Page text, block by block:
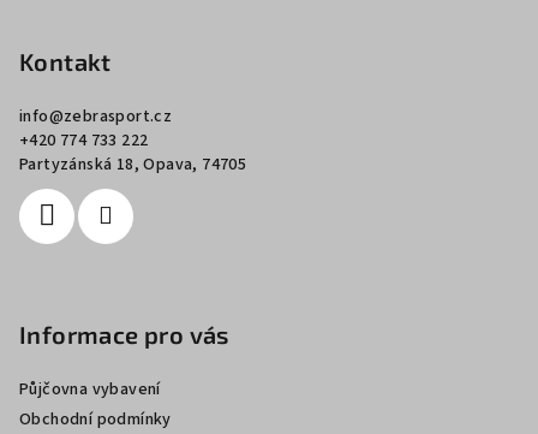
Kontakt
info@zebrasport.cz
+420 774 733 222
Partyzánská 18, Opava, 74705
Informace pro vás
Půjčovna vybavení
Obchodní podmínky